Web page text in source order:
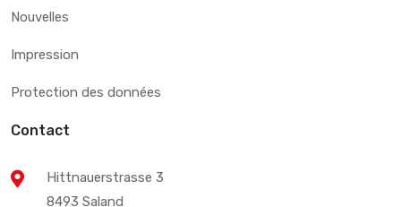
Nouvelles
Impression
Protection des données
Contact
Hittnauerstrasse 3
8493 Saland